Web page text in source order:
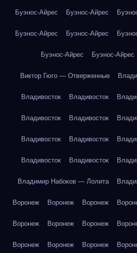
Буэнос-Айрес Буэнос-Айрес
Буэнос-Айрес Буэнос-Айрес
Буэнос-Айрес Буэнос-Айрес
Виктор Гюго — Отверженные
Владивосток Владивосток
Владивосток Владивосток
Владивосток Владивосток
Владивосток Владивосток
Владимир Набоков — Лолита
Воронеж Воронеж Воронеж
Воронеж Воронеж Воронеж
Воронеж Воронеж Воронеж